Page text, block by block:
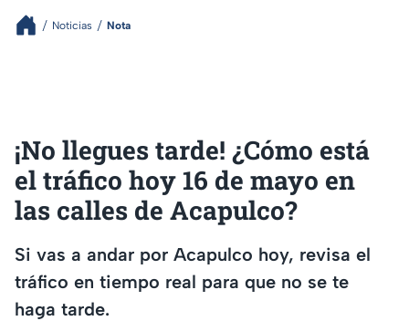
Noticias Nota
¡No llegues tarde! ¿Cómo está
el tráfico hoy 16 de mayo en
las calles de Acapulco?
Si vas a andar por Acapulco hoy, revisa el
tráfico en tiempo real para que no se te
haga tarde.